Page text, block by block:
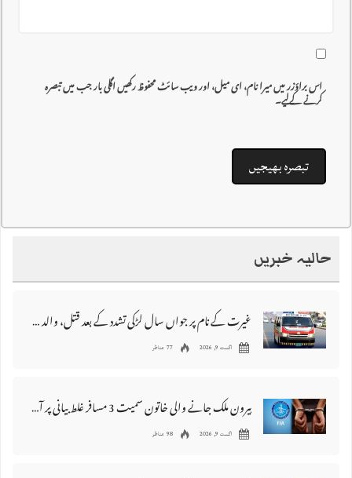
اس براؤزر میں میرا نام، ای میل، اور ویب سائٹ محفوظ رکھیں اگلی بار جب میں تبصرہ
کرنے کےلیے۔
حالیہ خبریں
غیرت کے نام پر جواں سال لڑکی تشدد کے بعد قتل، والد اور دو بھائی گرفتار
اگست 9, 2026 77 مناظر
بیرون ملک جانے والی خاتون سمیت 3 مسافر غلط بیانی پر آف لوڈ کر دئیے گئے
اگست 9, 2026 98 مناظر